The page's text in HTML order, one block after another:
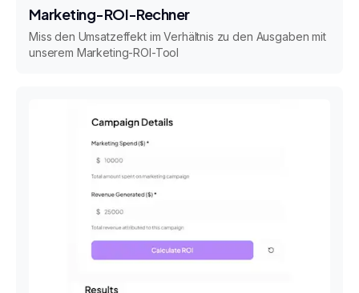
Marketing-ROI-Rechner
Miss den Umsatzeffekt im Verhältnis zu den Ausgaben mit
unserem Marketing-ROI-Tool